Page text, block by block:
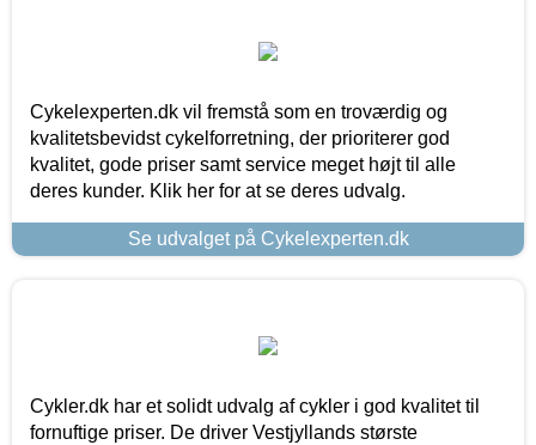
Cykelexperten.dk vil fremstå som en troværdig og
kvalitetsbevidst cykelforretning, der prioriterer god
kvalitet, gode priser samt service meget højt til alle
deres kunder. Klik her for at se deres udvalg.
Se udvalget på Cykelexperten.dk
Cykler.dk har et solidt udvalg af cykler i god kvalitet til
fornuftige priser. De driver Vestjyllands største